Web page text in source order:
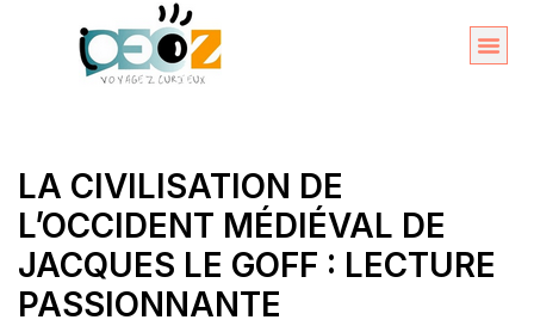
LA CIVILISATION DE
L’OCCIDENT MÉDIÉVAL DE
JACQUES LE GOFF : LECTURE
PASSIONNANTE